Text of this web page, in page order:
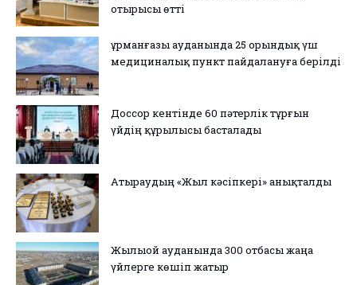
отырысы өтті
Құрманғазы ауданында 25 орындық үш
медициналық пункт пайдалануға берілді
Доссор кентінде 60 пәтерлік тұрғын
үйдің құрылысы басталады
Атыраудың «Жыл кәсіпкері» анықталды
Жылыой ауданында 300 отбасы жаңа
үйлерге көшіп жатыр